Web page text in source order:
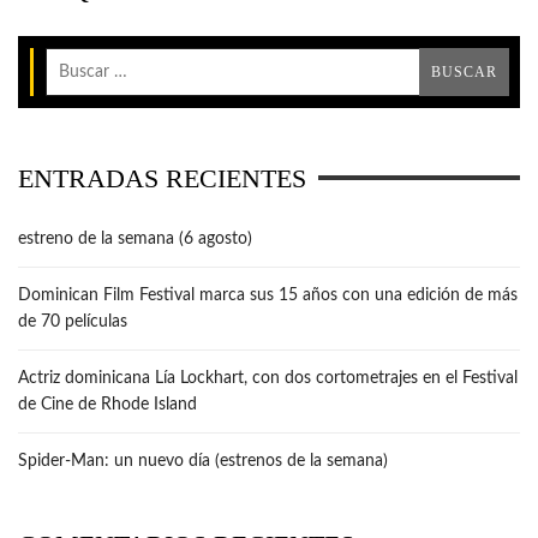
ENTRADAS RECIENTES
estreno de la semana (6 agosto)
Dominican Film Festival marca sus 15 años con una edición de más
de 70 películas
Actriz dominicana Lía Lockhart, con dos cortometrajes en el Festival
de Cine de Rhode Island
Spider-Man: un nuevo día (estrenos de la semana)